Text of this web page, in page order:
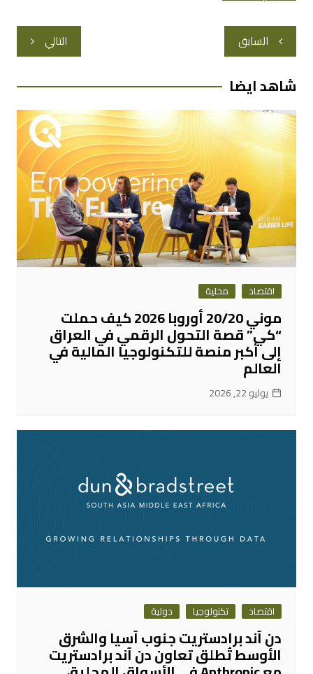
تصفّح
المقالات
السابق التالي
شاهد ايضا
اقتصاد محلية
موني 20/20 أوروبا 2026 كيف حملت
“كي” قصة التحول الرقمي في العراق
إلى أكبر منصة للتكنولوجيا المالية في
العالم
يوليو 22, 2026
اقتصاد تكنولوجيا دولية
دن آند برادستريت جنوب آسيا والشرق
الأوسط تُطلق تعاون دن آند برادستريت